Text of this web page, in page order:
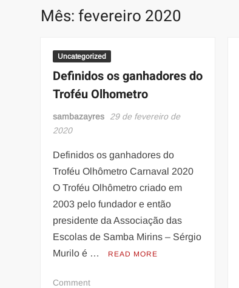
Mês:fevereiro 2020
Uncategorized
Definidos os ganhadores do
Troféu Olhometro
sambazayres
29 de fevereiro de
2020
Definidos os ganhadores do
Troféu Olhômetro Carnaval 2020
O Troféu Olhômetro criado em
2003 pelo fundador e então
presidente da Associação das
Escolas de Samba Mirins – Sérgio
Murilo é …
READ MORE
Commenton